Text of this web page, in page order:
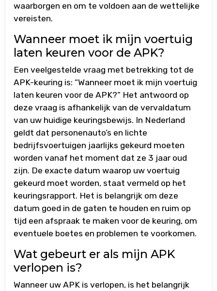
waarborgen en om te voldoen aan de wettelijke
vereisten.
Wanneer moet ik mijn voertuig
laten keuren voor de APK?
Een veelgestelde vraag met betrekking tot de
APK-keuring is: “Wanneer moet ik mijn voertuig
laten keuren voor de APK?” Het antwoord op
deze vraag is afhankelijk van de vervaldatum
van uw huidige keuringsbewijs. In Nederland
geldt dat personenauto’s en lichte
bedrijfsvoertuigen jaarlijks gekeurd moeten
worden vanaf het moment dat ze 3 jaar oud
zijn. De exacte datum waarop uw voertuig
gekeurd moet worden, staat vermeld op het
keuringsrapport. Het is belangrijk om deze
datum goed in de gaten te houden en ruim op
tijd een afspraak te maken voor de keuring, om
eventuele boetes en problemen te voorkomen.
Wat gebeurt er als mijn APK
verlopen is?
Wanneer uw APK is verlopen, is het belangrijk